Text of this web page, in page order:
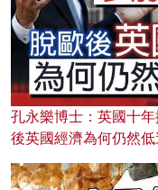
孔永樂博士：英國十
後英國經濟為何仍然低